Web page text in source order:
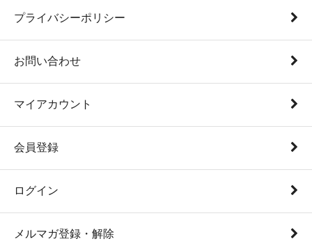
プライバシーポリシー
お問い合わせ
マイアカウント
会員登録
ログイン
メルマガ登録・解除